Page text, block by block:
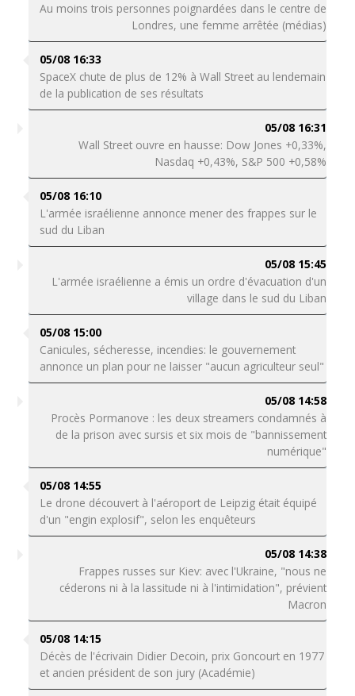
Au moins trois personnes poignardées dans le centre de
Londres, une femme arrêtée (médias)
05/08 16:33
SpaceX chute de plus de 12% à Wall Street au lendemain
de la publication de ses résultats
05/08 16:31
Wall Street ouvre en hausse: Dow Jones +0,33%,
Nasdaq +0,43%, S&P 500 +0,58%
05/08 16:10
L'armée israélienne annonce mener des frappes sur le
sud du Liban
05/08 15:45
L'armée israélienne a émis un ordre d'évacuation d'un
village dans le sud du Liban
05/08 15:00
Canicules, sécheresse, incendies: le gouvernement
annonce un plan pour ne laisser "aucun agriculteur seul"
05/08 14:58
Procès Pormanove : les deux streamers condamnés à
de la prison avec sursis et six mois de "bannissement
numérique"
05/08 14:55
Le drone découvert à l'aéroport de Leipzig était équipé
d'un "engin explosif", selon les enquêteurs
05/08 14:38
Frappes russes sur Kiev: avec l'Ukraine, "nous ne
céderons ni à la lassitude ni à l'intimidation", prévient
Macron
05/08 14:15
Décès de l'écrivain Didier Decoin, prix Goncourt en 1977
et ancien président de son jury (Académie)